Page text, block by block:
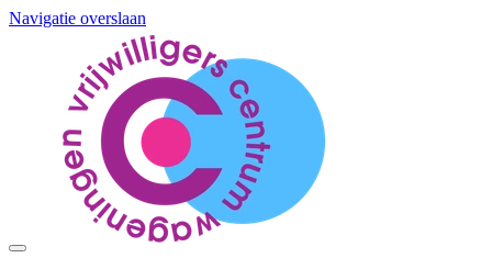
Navigatie overslaan